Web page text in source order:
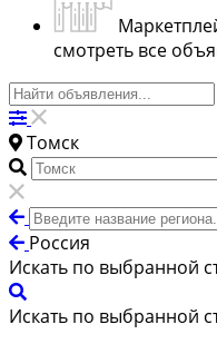
смотреть все
Томск
Россия
Искать по выбранной
Искать по выбранной